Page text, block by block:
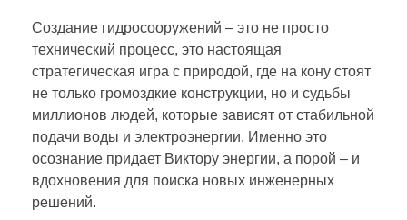
Создание гидросооружений – это не просто
технический процесс, это настоящая
стратегическая игра с природой, где на кону стоят
не только громоздкие конструкции, но и судьбы
миллионов людей, которые зависят от стабильной
подачи воды и электроэнергии. Именно это
осознание придает Виктору энергии, а порой – и
вдохновения для поиска новых инженерных
решений.